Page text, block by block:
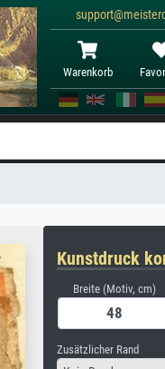
Warenkorb
Kunstdruck
Breite (Motiv, cm)
Zusätzlicher Rand